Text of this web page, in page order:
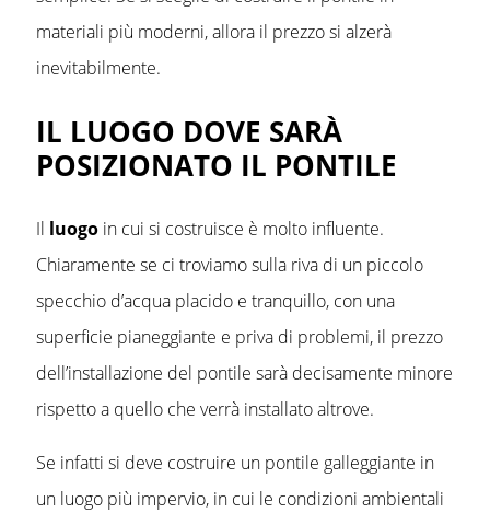
materiali più moderni, allora il prezzo si alzerà
inevitabilmente.
IL LUOGO DOVE SARÀ
POSIZIONATO IL PONTILE
Il luogo in cui si costruisce è molto influente.
Chiaramente se ci troviamo sulla riva di un piccolo
specchio d’acqua placido e tranquillo, con una
superficie pianeggiante e priva di problemi, il prezzo
dell’installazione del pontile sarà decisamente minore
rispetto a quello che verrà installato altrove.
Se infatti si deve costruire un pontile galleggiante in
un luogo più impervio, in cui le condizioni ambientali